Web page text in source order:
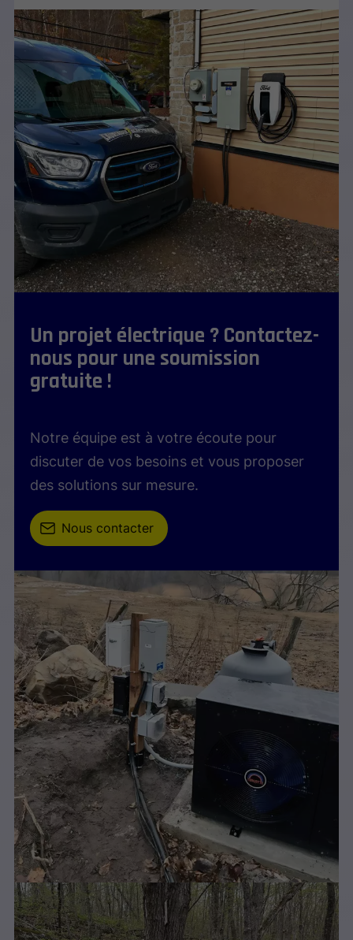
Un projet électrique ? Contactez-
nous pour une soumission
gratuite !
Notre équipe est à votre écoute pour
discuter de vos besoins et vous proposer
des solutions sur mesure.
Nous contacter